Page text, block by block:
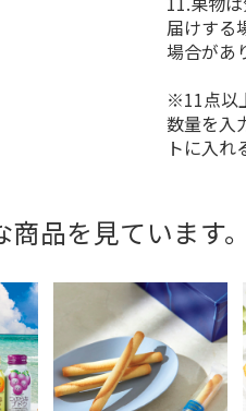
届けする
場合があ
※11点以
数量を入
トに入れ
品を見ています。